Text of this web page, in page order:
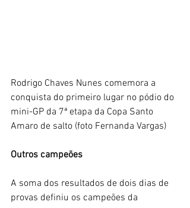
Rodrigo Chaves Nunes comemora a
conquista do primeiro lugar no pódio do
mini-GP da 7ª etapa da Copa Santo
Amaro de salto (foto Fernanda Vargas)
Outros campeões
A soma dos resultados de dois dias de
provas definiu os campeões da